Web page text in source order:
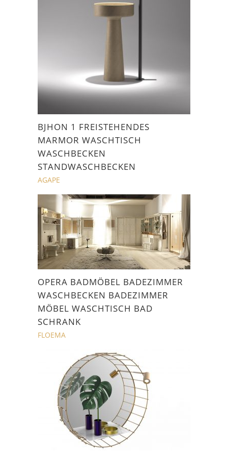
BJHON 1 FREISTEHENDES
MARMOR WASCHTISCH
WASCHBECKEN
STANDWASCHBECKEN
AGAPE
OPERA BADMÖBEL BADEZIMMER
WASCHBECKEN BADEZIMMER
MÖBEL WASCHTISCH BAD
SCHRANK
FLOEMA